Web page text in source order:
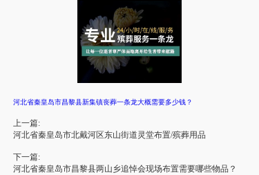
河北省秦皇岛市昌黎县新集镇丧葬一条龙大概需要多少钱？
上一篇:
河北省秦皇岛市北戴河区东山街道灵堂布置/殡葬用品
下一篇:
河北省秦皇岛市昌黎县两山乡追悼会现场布置需要哪些物品？